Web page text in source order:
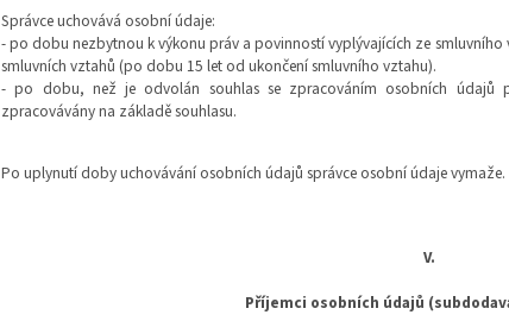
Správce uchovává osobní údaje:
- po dobu nezbytnou k výkonu práv a povinností vyplývajících ze
smluvních vztahů (po dobu 15 let od ukončení smluvního vztahu).
- po dobu, než je odvolán souhlas se zpracováním osobních údajů
zpracovávány na základě souhlasu.
Po uplynutí doby uchovávání osobních údajů správce osobní údaje vymaže.
V.
Příjemci osobních údajů